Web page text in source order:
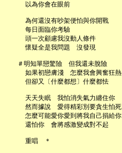
     以為你會在眼前
     為何還沒有吵架便怕與你開戰
     每日面臨你考驗
     頭一次顧慮我沒動人條件
     懷疑全是我問題　沒發現
   ＃明知單戀驚險　但我還未脫險
     如果初戀膚淺　怎麼我會興奮狂熱
     但卻又〔什麼都想〕什麼都怯
     天天失眠　我怕消失氣力纏住你
     然而據說　愛得精彩別要貪生怕死
     怎麼可能愛你愛到將我自己捐給你
     還怕你　會將感激變成對不起
     重唱　＊